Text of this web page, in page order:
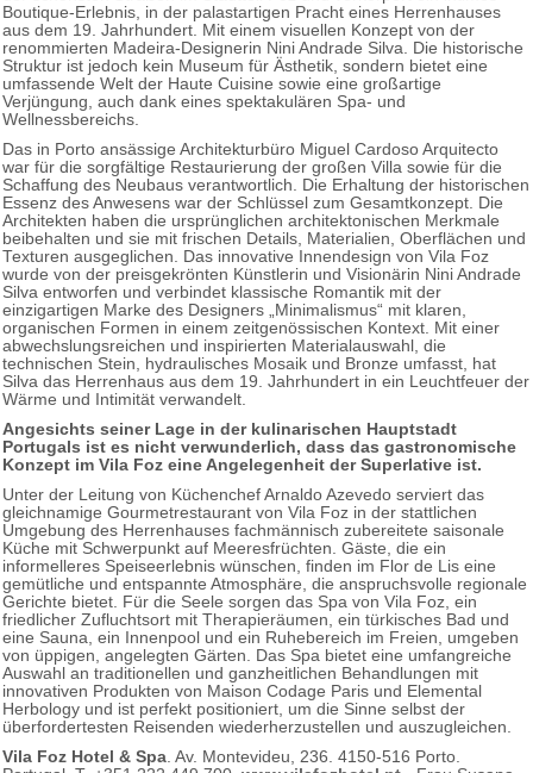
Boutique-Erlebnis, in der palastartigen Pracht eines Herrenhauses
aus dem 19. Jahrhundert. Mit einem visuellen Konzept von der
renommierten Madeira-Designerin Nini Andrade Silva. Die historische
Struktur ist jedoch kein Museum für Ästhetik, sondern bietet eine
umfassende Welt der Haute Cuisine sowie eine großartige
Verjüngung, auch dank eines spektakulären Spa- und
Wellnessbereichs.
Das in Porto ansässige Architekturbüro Miguel Cardoso Arquitecto
war für die sorgfältige Restaurierung der großen Villa sowie für die
Schaffung des Neubaus verantwortlich. Die Erhaltung der historischen
Essenz des Anwesens war der Schlüssel zum Gesamtkonzept. Die
Architekten haben die ursprünglichen architektonischen Merkmale
beibehalten und sie mit frischen Details, Materialien, Oberflächen und
Texturen ausgeglichen. Das innovative Innendesign von Vila Foz
wurde von der preisgekrönten Künstlerin und Visionärin Nini Andrade
Silva entworfen und verbindet klassische Romantik mit der
einzigartigen Marke des Designers „Minimalismus“ mit klaren,
organischen Formen in einem zeitgenössischen Kontext. Mit einer
abwechslungsreichen und inspirierten Materialauswahl, die
technischen Stein, hydraulisches Mosaik und Bronze umfasst, hat
Silva das Herrenhaus aus dem 19. Jahrhundert in ein Leuchtfeuer der
Wärme und Intimität verwandelt.
Angesichts seiner Lage in der kulinarischen Hauptstadt
Portugals ist es nicht verwunderlich, dass das gastronomische
Konzept im Vila Foz eine Angelegenheit der Superlative ist.
Unter der Leitung von Küchenchef Arnaldo Azevedo serviert das
gleichnamige Gourmetrestaurant von Vila Foz in der stattlichen
Umgebung des Herrenhauses fachmännisch zubereitete saisonale
Küche mit Schwerpunkt auf Meeresfrüchten. Gäste, die ein
informelleres Speiseerlebnis wünschen, finden im Flor de Lis eine
gemütliche und entspannte Atmosphäre, die anspruchsvolle regionale
Gerichte bietet. Für die Seele sorgen das Spa von Vila Foz, ein
friedlicher Zufluchtsort mit Therapieräumen, ein türkisches Bad und
eine Sauna, ein Innenpool und ein Ruhebereich im Freien, umgeben
von üppigen, angelegten Gärten. Das Spa bietet eine umfangreiche
Auswahl an traditionellen und ganzheitlichen Behandlungen mit
innovativen Produkten von Maison Codage Paris und Elemental
Herbology und ist perfekt positioniert, um die Sinne selbst der
überfordertesten Reisenden wiederherzustellen und auszugleichen.
Vila Foz Hotel & Spa . Av. Montevideu, 236. 4150-516 Porto.